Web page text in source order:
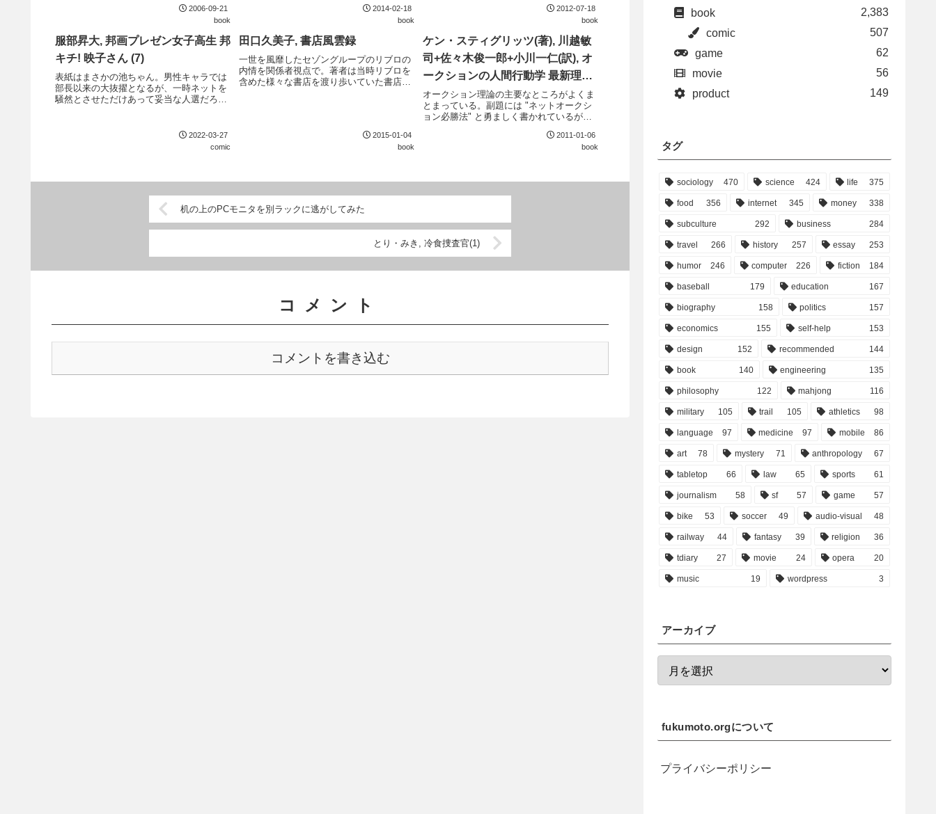
うことが伺える。内容も堅すぎず、豊富な
実験を実際に自分で体験しながら読みすす
められるので飽...
2006-09-21
book
2014-02-18
book
2012-07-18
book
服部昇大, 邦画プレゼン女子高生 邦
キチ! 映子さん (7)
表紙はまさかの池ちゃん。男性キャラでは
部長以来の大抜擢となるが、一時ネットを
騒然とさせただけあって妥当な人選だろ
2022-03-27
comic
田口久美子, 書店風雲録
一世を風靡したセゾングループのリブロの
内情を関係者視点で。著者は当時リブロを
含めた様々な書店を渡り歩いていた書店
2015-01-04
book
ケン・スティグリッツ(著), 川越敏
司+佐々木俊一郎+小川一仁(訳), オ
ークションの人間行動学 最新理論
からネットオークション必勝法ま
で
オークション理論の主要なところがよくま
とまっている。副題には "ネットオークシ
ョン必勝法" と勇ましく書かれているが、
る2位価格オークションでは自身の評価値そ
のままを狙い撃ち入札するべきという当...
2011-01-06
book
机の上のPCモニタを別ラックに逃がしてみた
とり・みき, 冷食捜査官(1)
コメント
コメントを書き込む
book
2,383
comic
507
game
62
movie
56
product
149
タグ
sociology 470 science 424 life 375
food 356 internet 345 money 338
subculture 292 business 284
travel 266 history 257 essay 253
humor 246 computer 226 fiction 184
baseball 179 education 167
biography 158 politics 157
economics 155 self-help 153
design 152 recommended 144
book 140 engineering 135
philosophy 122 mahjong 116
military 105 trail 105 athletics 98
language 97 medicine 97 mobile 86
art 78 mystery 71 anthropology 67
tabletop 66 law 65 sports 61
journalism 58 sf 57 game 57
bike 53 soccer 49 audio-visual 48
railway 44 fantasy 39 religion 36
tdiary 27 movie 24 opera 20
music 19 wordpress 3
アーカイブ
fukumoto.orgについて
プライバシーポリシー